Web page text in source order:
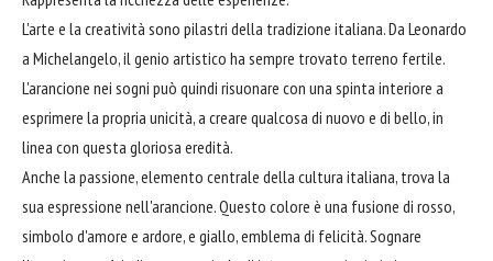
L'arte e la creatività sono pilastri della tradizione italiana. Da Leonardo
a Michelangelo, il genio artistico ha sempre trovato terreno fertile.
L'arancione nei sogni può quindi risuonare con una spinta interiore a
esprimere la propria unicità, a creare qualcosa di nuovo e di bello, in
linea con questa gloriosa eredità.
Anche la passione, elemento centrale della cultura italiana, trova la
sua espressione nell'arancione. Questo colore è una fusione di rosso,
simbolo d'amore e ardore, e giallo, emblema di felicità. Sognare